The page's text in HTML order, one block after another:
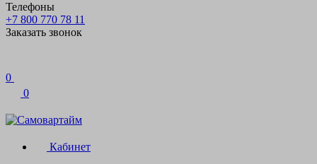
Телефоны
+7 800 770 78 11
Заказать звонок
0
0
Кабинет